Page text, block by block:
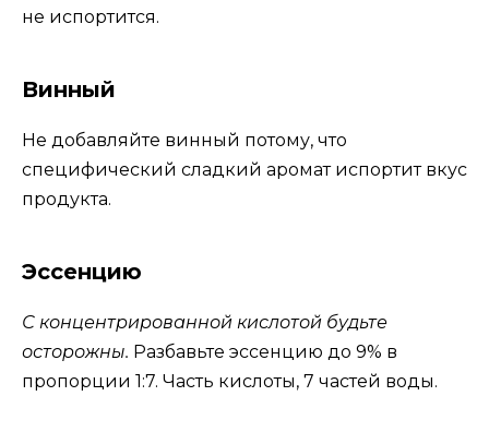
не испортится.
Винный
Не добавляйте винный потому, что
специфический сладкий аромат испортит вкус
продукта.
Эссенцию
С концентрированной кислотой будьте
осторожны. Разбавьте эссенцию до 9% в
пропорции 1:7. Часть кислоты, 7 частей воды.